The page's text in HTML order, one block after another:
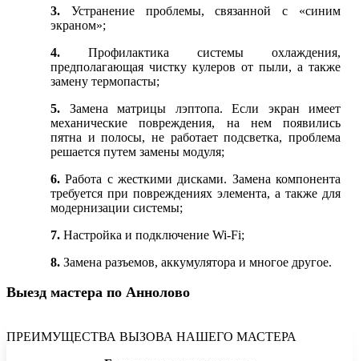
3. Устранение проблемы, связанной с «синим
экраном»;
4. Профилактика системы охлаждения,
предполагающая чистку кулеров от пыли, а также
замену термопасты;
5. Замена матрицы лэптопа. Если экран имеет
механические повреждения, на нем появились
пятна и полосы, не работает подсветка, проблема
решается путем замены модуля;
6. Работа с жесткими дисками. Замена компонента
требуется при повреждениях элемента, а также для
модернизации системы;
7. Настройка и подключение Wi-Fi;
8. Замена разъемов, аккумулятора и многое другое.
Выезд мастера по Аннолово
ПРЕИМУЩЕСТВА ВЫЗОВА НАШЕГО МАСТЕРА